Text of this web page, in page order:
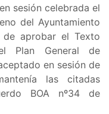
sesión celebrada el
del Ayuntamiento
aprobar el Texto
Plan General de
en sesión de
las citadas
BOA nº34 de